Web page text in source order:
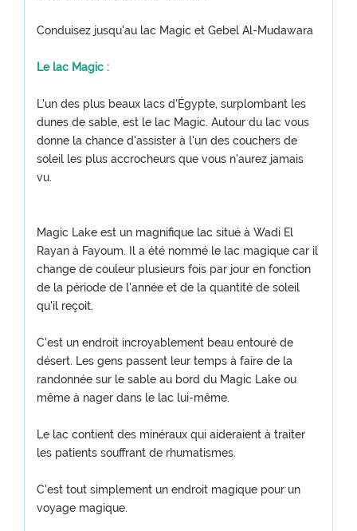
Conduisez jusqu'au lac Magic et Gebel Al-Mudawara
Le lac Magic :
L'un des plus beaux lacs d'Égypte, surplombant les
dunes de sable, est le lac Magic. Autour du lac vous
donne la chance d'assister à l'un des couchers de
soleil les plus accrocheurs que vous n'aurez jamais
vu.
Magic Lake est un magnifique lac situé à Wadi El
Rayan à Fayoum. Il a été nommé le lac magique car il
change de couleur plusieurs fois par jour en fonction
de la période de l'année et de la quantité de soleil
qu'il reçoit.
C'est un endroit incroyablement beau entouré de
désert. Les gens passent leur temps à faire de la
randonnée sur le sable au bord du Magic Lake ou
même à nager dans le lac lui-même.
Le lac contient des minéraux qui aideraient à traiter
les patients souffrant de rhumatismes.
C'est tout simplement un endroit magique pour un
voyage magique.